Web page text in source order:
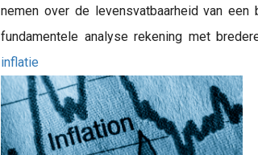
nemen over de levensvatbaarheid van
fundamentele analyse rekening met
inflatie